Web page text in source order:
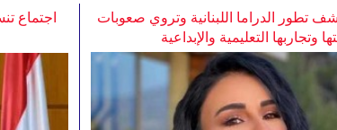
اجتماع
تطور الدراما اللبنانية وتروي صعوبات
وتجاربها التعليمية والإبداعية